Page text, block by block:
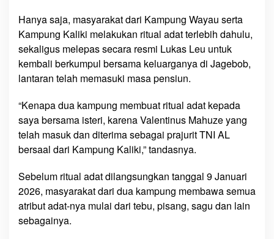
Hanya saja, masyarakat dari Kampung Wayau serta
Kampung Kaliki melakukan ritual adat terlebih dahulu,
sekaligus melepas secara resmi Lukas Leu untuk
kembali berkumpul bersama keluarganya di Jagebob,
lantaran telah memasuki masa pensiun.
“Kenapa dua kampung membuat ritual adat kepada
saya bersama isteri, karena Valentinus Mahuze yang
telah masuk dan diterima sebagai prajurit TNI AL
bersaal dari Kampung Kaliki,” tandasnya.
Sebelum ritual adat dilangsungkan tanggal 9 Januari
2026, masyarakat dari dua kampung membawa semua
atribut adat-nya mulai dari tebu, pisang, sagu dan lain
sebagainya.